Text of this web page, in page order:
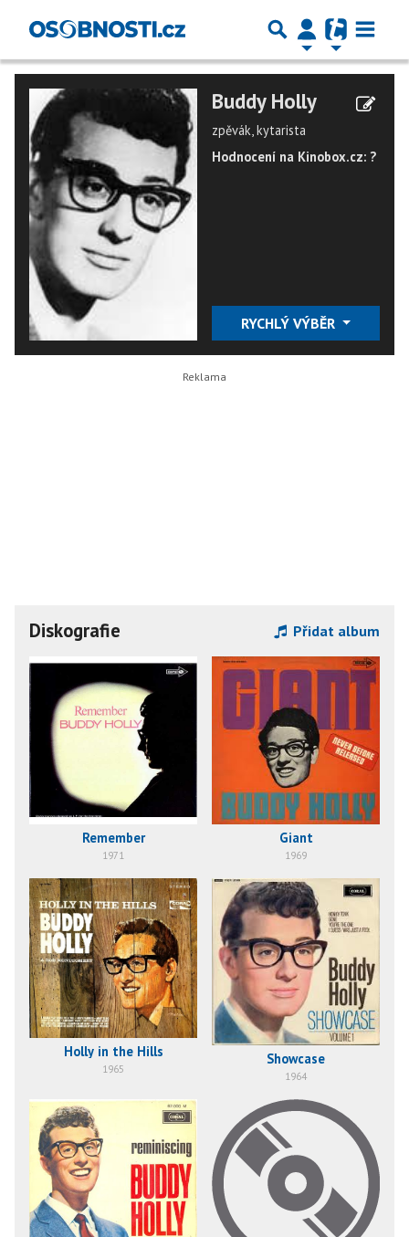
Buddy Holly
zpěvák, kytarista
Hodnocení na Kinobox.cz: ?
RYCHLÝ VÝBĚR
Diskografie Přidat album
Remember
1971
Giant
1969
Holly in the Hills
1965
Showcase
1964